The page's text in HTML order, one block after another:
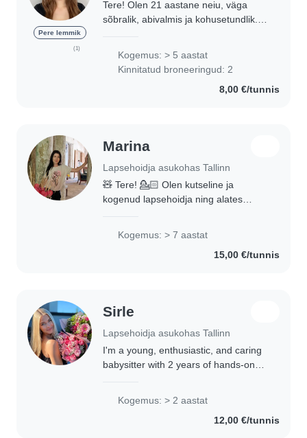
Pere lemmik
(1)
Tere! Olen 21 aastane neiu, väga
sõbralik, abivalmis ja kohusetundlik.
tegelenud väga palju, endal on 4
Kogemus: > 5 aastat
Kinnitatud broneeringud: 2
8,00 €/tunnis
Marina
Lapsehoidja asukohas Tallinn
🧸 Tere! 💁🏻 Olen kutseline ja
kogenud lapsehoidja ning alates
toredale perele. ☀️ Minu hoiu
põhimõtted: Lapse hoidmine..
Kogemus: > 7 aastat
15,00 €/tunnis
Sirle
Lapsehoidja asukohas Tallinn
I'm a young, enthusiastic, and caring
babysitter with 2 years of hands-on
spent the past year working..
Kogemus: > 2 aastat
12,00 €/tunnis